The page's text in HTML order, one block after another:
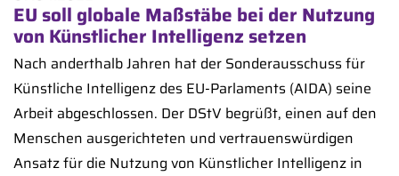
EU soll globale Maßstäbe bei der Nutzung
von Künstlicher Intelligenz setzen
Nach anderthalb Jahren hat der Sonderausschuss für
Künstliche Intelligenz des EU-Parlaments (AIDA) seine
Arbeit abgeschlossen. Der DStV begrüßt, einen auf den
Menschen ausgerichteten und vertrauenswürdigen
Ansatz für die Nutzung von Künstlicher Intelligenz in